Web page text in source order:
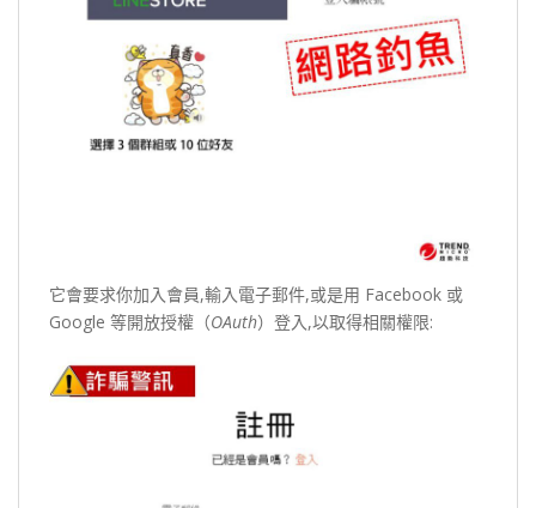
它會要求你加入會員,輸入電子郵件,或是用 Facebook 或
Google 等開放授權（OAuth）登入,以取得相關權限: